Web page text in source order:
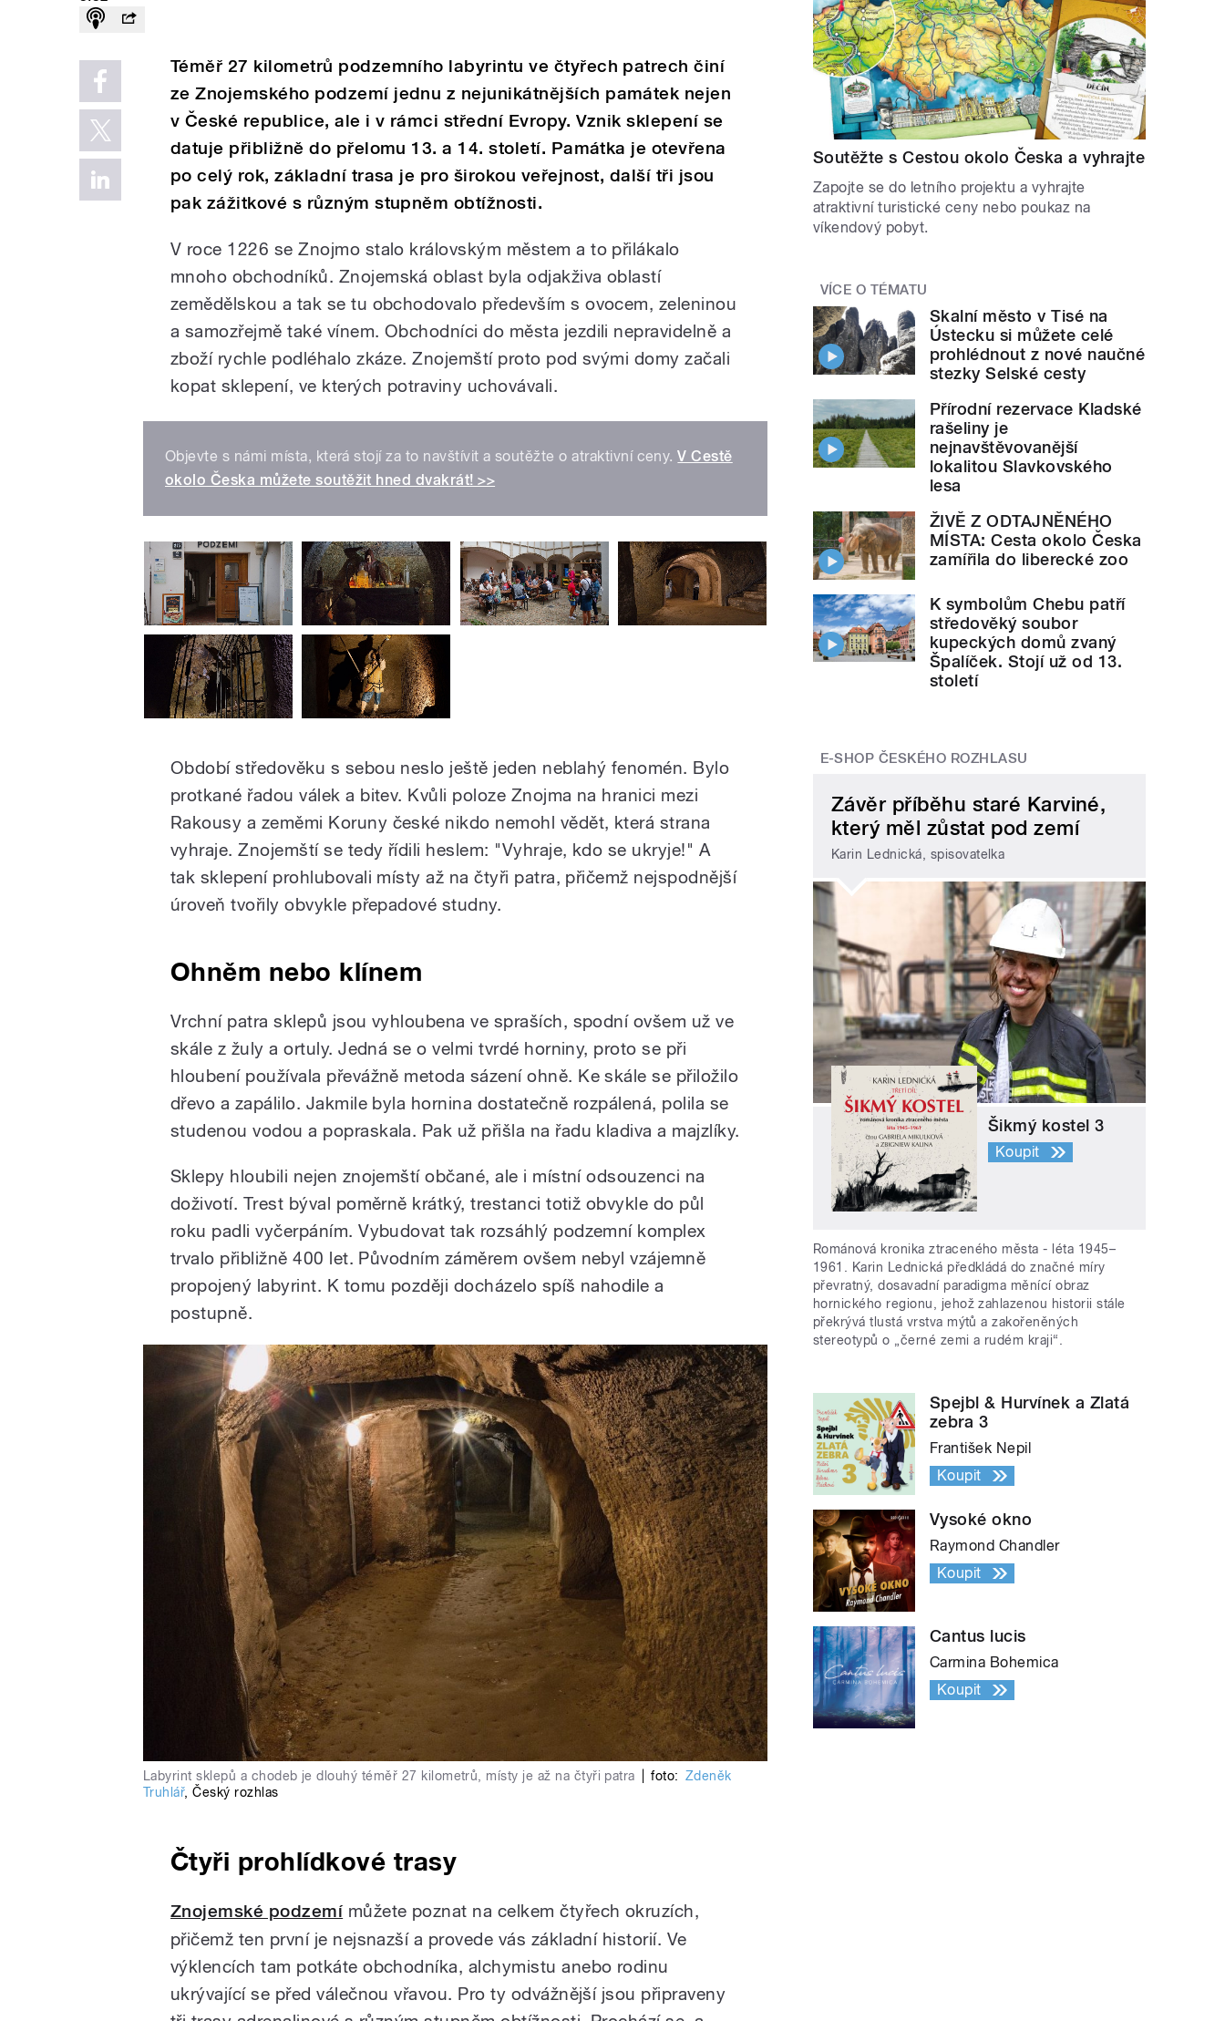
Téměř 27 kilometrů podzemního labyrintu ve čtyřech patrech činí
ze Znojemského podzemí jednu z nejunikátnějších památek nejen
v České republice, ale i v rámci střední Evropy. Vznik sklepení se
datuje přibližně do přelomu 13. a 14. století. Památka je otevřena
po celý rok, základní trasa je pro širokou veřejnost, další tři jsou
pak zážitkové s různým stupněm obtížnosti.
V roce 1226 se Znojmo stalo královským městem a to přilákalo
mnoho obchodníků. Znojemská oblast byla odjakživa oblastí
zemědělskou a tak se tu obchodovalo především s ovocem, zeleninou
a samozřejmě také vínem. Obchodníci do města jezdili nepravidelně a
zboží rychle podléhalo zkáze. Znojemští proto pod svými domy začali
kopat sklepení, ve kterých potraviny uchovávali.
Objevte s námi místa, která stojí za to navštívit a soutěžte o atraktivní ceny.V Cestě
okolo Česka můžete soutěžit hned dvakrát! >>
Období středověku s sebou neslo ještě jeden neblahý fenomén. Bylo
protkané řadou válek a bitev. Kvůli poloze Znojma na hranici mezi
Rakousy a zeměmi Koruny české nikdo nemohl vědět, která strana
vyhraje. Znojemští se tedy řídili heslem: "Vyhraje, kdo se ukryje!" A
tak sklepení prohlubovali místy až na čtyři patra, přičemž nejspodnější
úroveň tvořily obvykle přepadové studny.
Ohněm nebo klínem
Vrchní patra sklepů jsou vyhloubena ve spraších, spodní ovšem už ve
skále z žuly a ortuly. Jedná se o velmi tvrdé horniny, proto se při
hloubení používala převážně metoda sázení ohně. Ke skále se přiložilo
dřevo a zapálilo. Jakmile byla hornina dostatečně rozpálená, polila se
studenou vodou a popraskala. Pak už přišla na řadu kladiva a majzlíky.
Sklepy hloubili nejen znojemští občané, ale i místní odsouzenci na
doživotí. Trest býval poměrně krátký, trestanci totiž obvykle do půl
roku padli vyčerpáním. Vybudovat tak rozsáhlý podzemní komplex
trvalo přibližně 400 let. Původním záměrem ovšem nebyl vzájemně
propojený labyrint. K tomu později docházelo spíš nahodile a
postupně.
Labyrint sklepů a chodeb je dlouhý téměř 27 kilometrů, místy je až na čtyři patra foto: Zdeněk
Truhlář,Český rozhlas
Čtyři prohlídkové trasy
Znojemské podzemímůžete poznat na celkem čtyřech okruzích,
přičemž ten první je nejsnazší a provede vás základní historií. Ve
výklencích tam potkáte obchodníka, alchymistu anebo rodinu
ukrývající se před válečnou vřavou. Pro ty odvážnější jsou připraveny
Soutěžte s Cestou okolo Česka a vyhrajte
Zapojte se do letního projektu a vyhrajte
atraktivní turistické ceny nebo poukaz na
víkendový pobyt.
VÍCE O TÉMATU
Skalní město v Tisé na
Ústecku si můžete celé
prohlédnout z nové naučné
stezky Selské cesty
Přírodní rezervace Kladské
rašeliny je
nejnavštěvovanější
lokalitou Slavkovského
lesa
ŽIVĚ Z ODTAJNĚNÉHO
MÍSTA: Cesta okolo Česka
zamířila do liberecké zoo
K symbolům Chebu patří
středověký soubor
kupeckých domů zvaný
Špalíček. Stojí už od 13.
století
E-SHOP ČESKÉHO ROZHLASU
Závěr příběhu staré Karviné,
který měl zůstat pod zemí
Karin Lednická, spisovatelka
Šikmý kostel 3
Koupit
Románová kronika ztraceného města - léta 1945–
1961. Karin Lednická předkládá do značné míry
převratný, dosavadní paradigma měnící obraz
hornického regionu, jehož zahlazenou historii stále
překrývá tlustá vrstva mýtů a zakořeněných
stereotypů o „černé zemi a rudém kraji“.
Spejbl & Hurvínek a Zlatá
zebra 3
František Nepil
Koupit
Vysoké okno
Raymond Chandler
Koupit
Cantus lucis
Carmina Bohemica
Koupit